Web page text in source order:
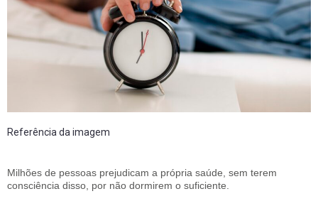
Referência da imagem
Milhões de pessoas prejudicam a própria saúde, sem terem
consciência disso, por não dormirem o suficiente.